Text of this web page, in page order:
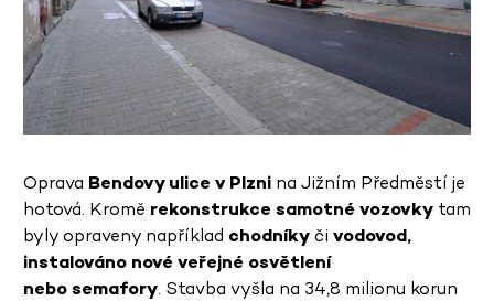
Oprava Bendovy ulice v Plzni na Jižním Předměstí je
hotová. Kromě rekonstrukce samotné vozovky tam
byly opraveny například chodníkyči vodovod,
instalováno nové veřejné osvětlení
nebo semafory. Stavba vyšla na 34,8 milionu korun